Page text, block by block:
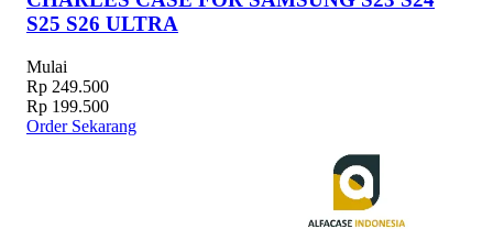
S25 S26 ULTRA
Mulai
Rp 249.500
Rp 199.500
Order Sekarang